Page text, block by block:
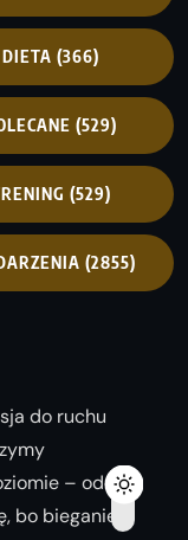
DIETA (366)
(529)
(529)
(2855)
do ruchu
– od
bo bieganie